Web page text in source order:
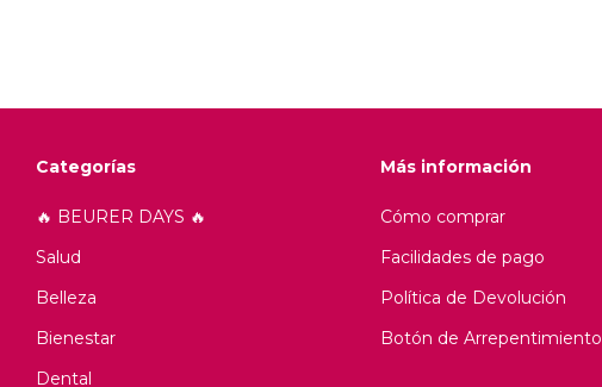
Categorías
🔥 BEURER DAYS 🔥
Salud
Belleza
Bienestar
Dental
Más información
Cómo comprar
Facilidades de pago
Política de Devolución
Botón de Arrepentimiento